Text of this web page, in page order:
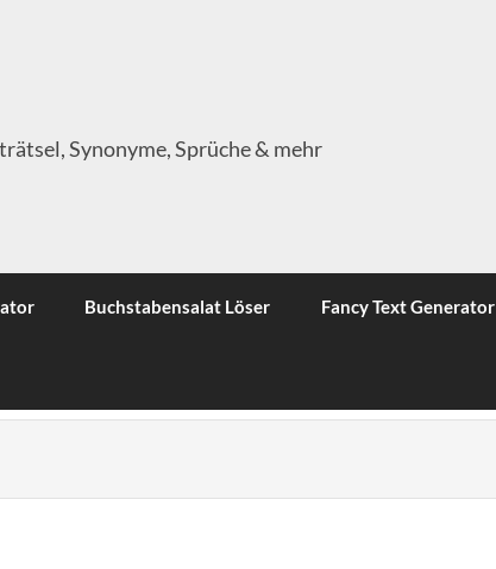
Synonyme, Sprüche & mehr
Buchstabensalat Löser Fancy Text Generator